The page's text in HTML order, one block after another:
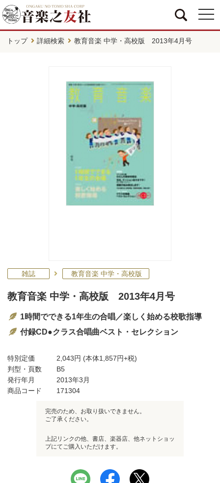
トップ 詳細検索 教育音楽 中学・高校版 2013年4月号
雑誌 教育音楽 中学・高校版
教育音楽 中学・高校版 2013年4月号
1時間でできる1年生の合唱／楽しく始める校歌指導
付録CD●クラス合唱曲ベスト・セレクション
特別定価 2,043円 (本体1,857円+税)
判型・頁数
B5
発行年月
2013年3月
商品コード
171304
完売のため、お取り扱いできません。
ご了承ください。
上記リンクの他、書店、楽器店、他ネットショッ
プにてご購入いただけます。